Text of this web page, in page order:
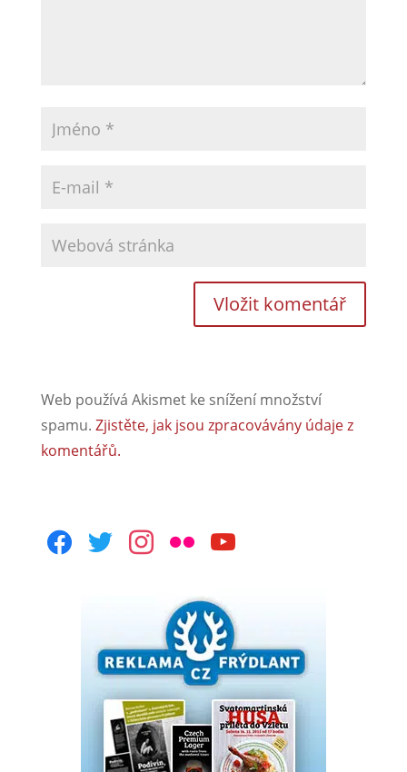
Web používá Akismet ke snížení množství
spamu. Zjistěte, jak jsou zpracovávány údaje z
komentářů.
facebooktwitterinstagram
flickr youtube